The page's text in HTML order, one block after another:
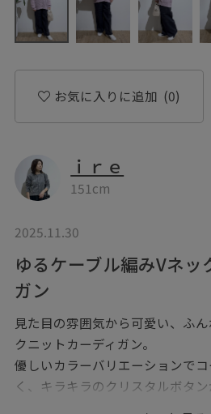
お気に入りに追加 (0)
ｉｒｅ
151cm
2025.11.30
ゆるケーブル編みVネッ
ガン
見た目の雰囲気から可愛い、ふ
クニットカーディガン。
優しいカラーバリエーションで
く、キラキラのクリスタルボタ